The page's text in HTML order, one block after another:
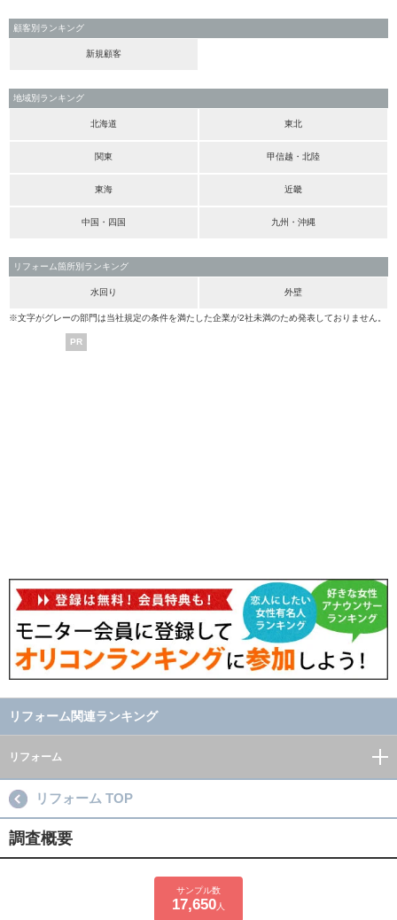
顧客別ランキング
新規顧客
地域別ランキング
北海道 東北
関東 甲信越・北陸
東海 近畿
中国・四国 九州・沖縄
リフォーム箇所別ランキング
水回り 外壁
※文字がグレーの部門は当社規定の条件を満たした企業が2社未満のため発表しておりません。
PR
リフォーム関連ランキング
リフォーム
リフォーム TOP
調査概要
サンプル数
17,650 人